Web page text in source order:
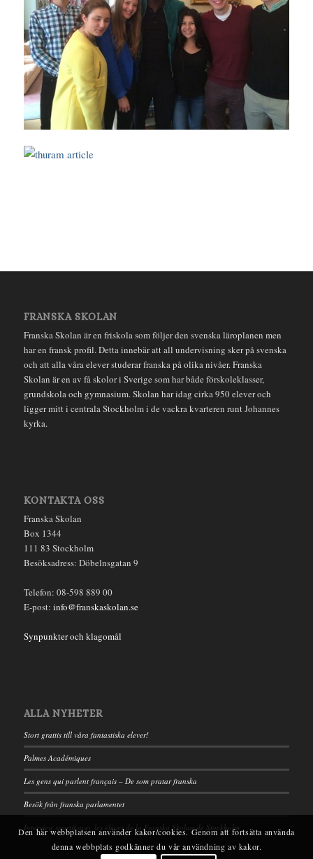
FRANSKA SKOLAN
Franska Skolan är en friskola som följer den svenska läroplanen men
har en fransk profil. Detta innebär att all undervisning sker på svenska
och att alla våra elever studerar franska på olika nivåer. Franska
Skolan är en av få skolor i Sverige som har både förskoleklasser,
grundskola och gymnasium. Skolan har idag cirka 950 elever och
ligger mitt i centrala Stockholm i de vackra kvarteren runt Johannes
kyrka.
KONTAKTA OSS
Franska Skolan
Box 1344
111 83 Stockholm
Besöksadress: Döbelnsgatan 9
Telefon: 08-598 889 00
E-post: info@franskaskolan.se
Synpunkter och klagomål
ALLA NYHETER
Stort grattis till våra fantastiska elever!
Palmes Académiques
Les gens qui parlent français – De som pratar franska
Besök från franska parlamentet
Interview sportif avec les élèves de la Franska Skolan de Stockholm
Den här webbplatsen använder kakor/cookies. Genom att fortsätta använda
denna webbplats godkänner du vår användning av kakor.